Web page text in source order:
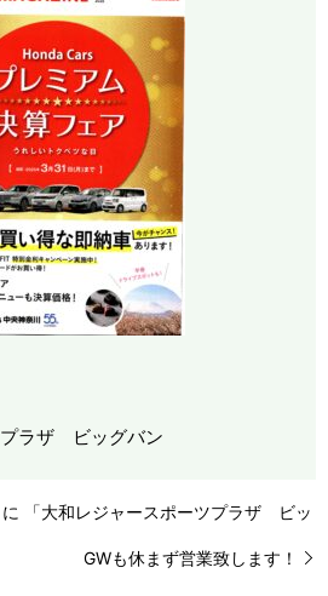
ラザ ビッグバン
に 「大和レジャースポーツプラザ ビッ
GWも休まず営業致します！